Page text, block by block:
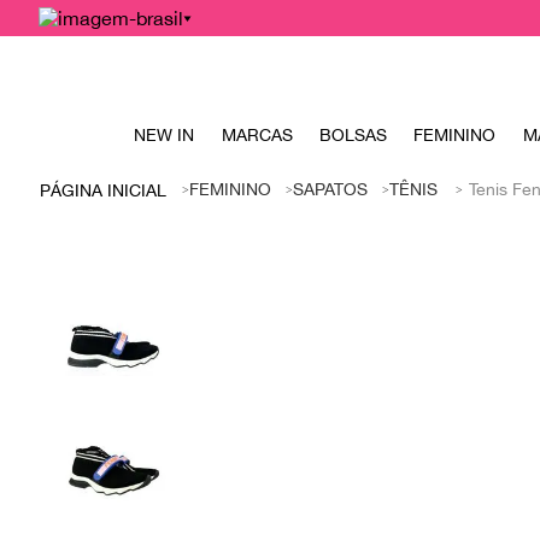
NEW IN MARCAS BOLSAS FEMININO
FEMININO SAPATOS TÊNIS Tenis